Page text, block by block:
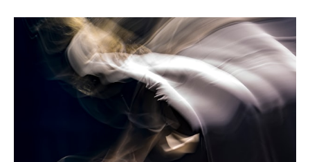
переможцем. Ти доторкнувся мого серця. Ти дав
мені Життя. Ти визволив від